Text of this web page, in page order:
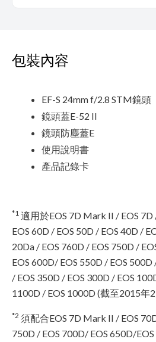
包裝內容
EF-S 24mm f/2.8 STM鏡頭
鏡頭蓋E-52 II
鏡頭防塵蓋E
使用說明書
產品記錄卡
*1 適用於EOS 7D Mark II / EOS 7D
EOS 60D / EOS 50D / EOS 40D /
20Da / EOS 760D / EOS 750D /
EOS 600D/ EOS 550D / EOS
/ EOS 350D / EOS 300D / EOS
1100D / EOS 1000D (截至2015年
*2 須配合EOS 7D Mark II / EOS
750D / EOS 700D/ EOS 650D/